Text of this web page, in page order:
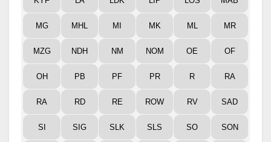
MG MHL MI MK ML MR
MZG NDH NM NOM OE OF
OH PB PF PR R RA
RA RD RE ROW RV SAD
SI SIG SLK SLS SO SON